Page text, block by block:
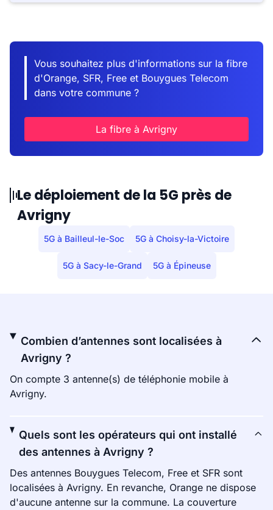
Vous souhaitez plus d'informations sur la fibre
d'Orange, SFR, Free et Bouygues Telecom
dans votre commune ?
La fibre à Avrigny
Le déploiement de la 5G près de
Avrigny
5G à Bailleul-le-Soc 5G à Choisy-la-Victoire
5G à Sacy-le-Grand 5G à Épineuse
Combien d’antennes sont localisées à
Avrigny ?
On compte 3 antenne(s) de téléphonie mobile à
Avrigny.
Quels sont les opérateurs qui ont installé
des antennes à Avrigny ?
Des antennes Bouygues Telecom, Free et SFR sont
localisées à Avrigny. En revanche, Orange ne dispose
d'aucune antenne sur la commune. La couverture